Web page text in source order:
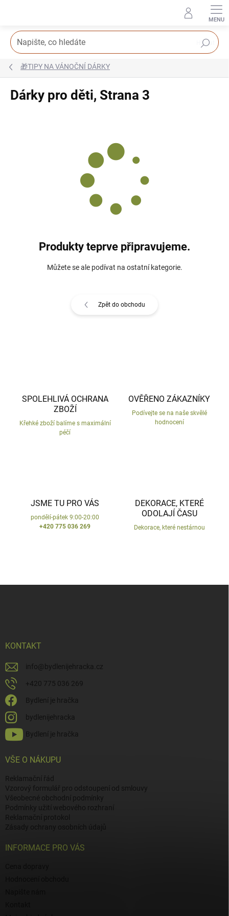
Hledat
🎁TIPY NA VÁNOČNÍ DÁRKY
Dárky pro děti, Strana 3
Produkty teprve připravujeme.
Můžete se ale podívat na ostatní kategorie.
Zpět do obchodu
SPOLEHLIVÁ OCHRANA
ZBOŽÍ
Křehké zboží balíme s maximální
péčí
OVĚŘENO ZÁKAZNÍKY
Podívejte se na naše skvělé
hodnocení
JSME TU PRO VÁS
pondělí-pátek 9:00-20:00
+420 775 036 269
DEKORACE, KTERÉ
ODOLAJÍ ČASU
Dekorace, které nestárnou
KONTAKT
info@ bydlenijehracka.cz
+420 775 036 269
Bydlení je hračka
bydlenijehracka
Bydlení je hračka
VŠE O NÁKUPU
Reklamační řád
Vzorový formulář pro odstoupení od smlouvy
Všeobecné obchodní podmínky
Podmínky užití webového rozhraní
Reklamační protokol
INFORMACE PRO VÁS